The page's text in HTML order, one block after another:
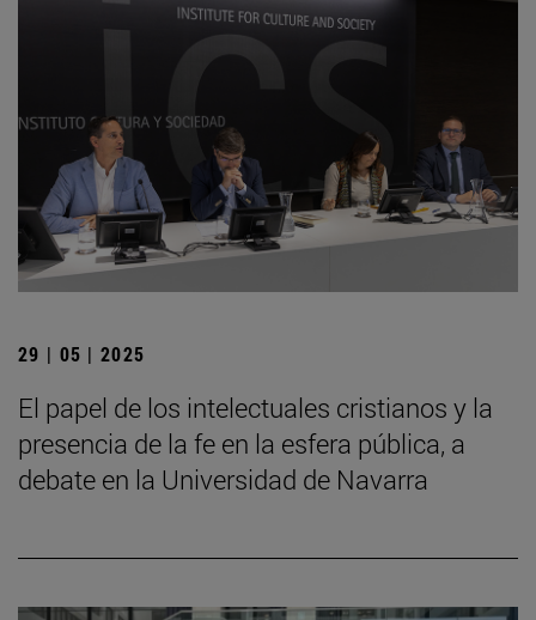
29 | 05 | 2025
El papel de los intelectuales cristianos y la
presencia de la fe en la esfera pública, a
debate en la Universidad de Navarra